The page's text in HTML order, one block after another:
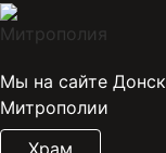
Мы на сайте
Митрополии